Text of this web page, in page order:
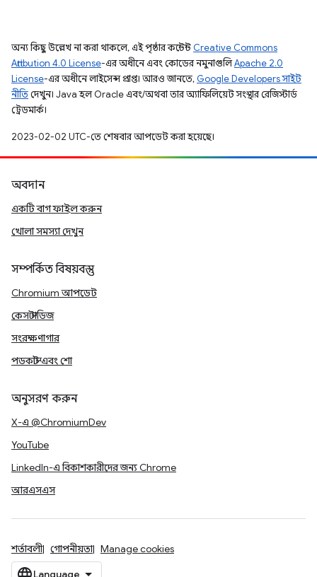
অন্য কিছু উল্লেখ না করা থাকলে, এই পৃষ্ঠার কন্টেন্ট Creative Commons
Attribution 4.0 License-এর অধীনে এবং কোডের নমুনাগুলিApache 2.0
License-এর অধীনে লাইসেন্স প্রাপ্ত। আরও জানতে, Google Developers সাইট
নীতিদেখুন। Java হল Oracle এবং/অথবা তার অ্যাফিলিয়েট সংস্থার রেজিস্টার্ড
ট্রেডমার্ক।
2023-02-02 UTC-তে শেষবার আপডেট করা হয়েছে।
অবদান
একটি বাগ ফাইল করুন
খোলা সমস্যা দেখুন
সম্পর্কিত বিষয়বস্তু
Chromium আপডেট
কেস স্টাডিজ
সংরক্ষণাগার
পডকাস্ট এবং শো
অনুসরণ করুন
X-এ @ChromiumDev
YouTube
LinkedIn-এ বিকাশকারীদের জন্য Chrome
আরএসএস
শর্তাবলী গোপনীয়তা Manage cookies